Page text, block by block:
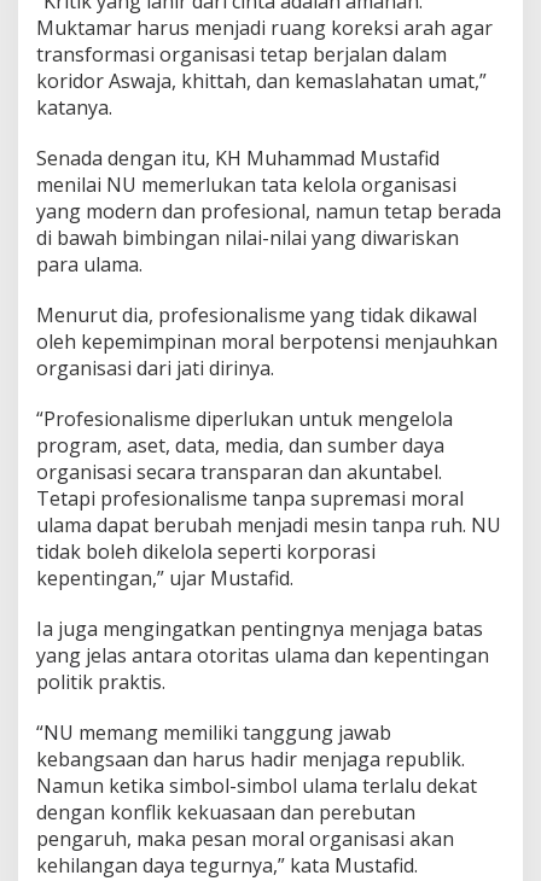
Muktamar harus menjadi ruang koreksi arah agar
transformasi organisasi tetap berjalan dalam
koridor Aswaja, khittah, dan kemaslahatan umat,”
katanya.
Senada dengan itu, KH Muhammad Mustafid
menilai NU memerlukan tata kelola organisasi
yang modern dan profesional, namun tetap berada
di bawah bimbingan nilai-nilai yang diwariskan
para ulama.
Menurut dia, profesionalisme yang tidak dikawal
oleh kepemimpinan moral berpotensi menjauhkan
organisasi dari jati dirinya.
“Profesionalisme diperlukan untuk mengelola
program, aset, data, media, dan sumber daya
organisasi secara transparan dan akuntabel.
Tetapi profesionalisme tanpa supremasi moral
ulama dapat berubah menjadi mesin tanpa ruh. NU
tidak boleh dikelola seperti korporasi
kepentingan,” ujar Mustafid.
Ia juga mengingatkan pentingnya menjaga batas
yang jelas antara otoritas ulama dan kepentingan
politik praktis.
“NU memang memiliki tanggung jawab
kebangsaan dan harus hadir menjaga republik.
Namun ketika simbol-simbol ulama terlalu dekat
dengan konflik kekuasaan dan perebutan
pengaruh, maka pesan moral organisasi akan
kehilangan daya tegurnya,” kata Mustafid.